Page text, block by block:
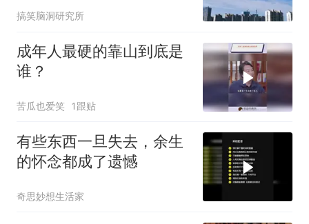
搞笑脑洞研究所
成年人最硬的靠山到底是
谁？
苦瓜也爱笑 1跟贴
有些东西一旦失去，余生
的怀念都成了遗憾
奇思妙想生活家